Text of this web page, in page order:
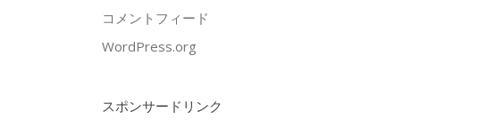
コメントフィード
WordPress.org
スポンサードリンク